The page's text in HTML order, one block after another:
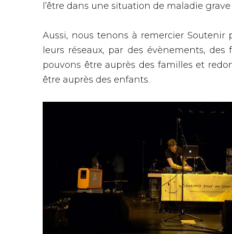
l’être dans une situation de maladie
Aussi, nous tenons à remercier
leurs réseaux, par des évènements,
pouvons être auprès des familles et
être auprès des enfants.